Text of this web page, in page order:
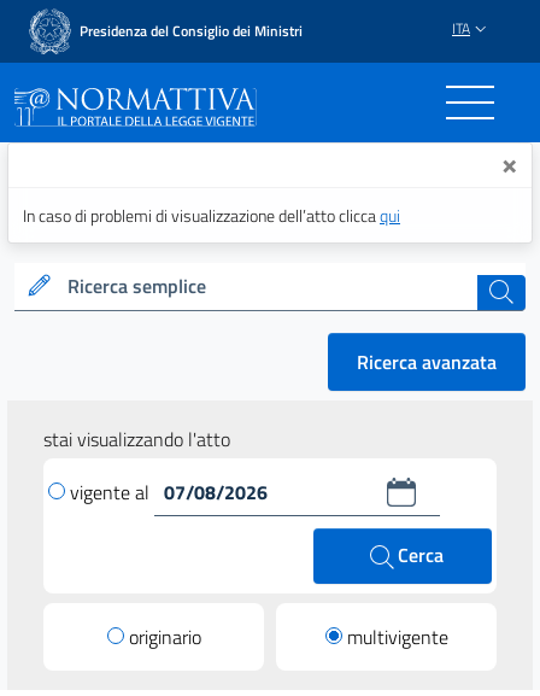
Presidenza del Consiglio dei Ministri ITA
Normattiva - Il portale ×
In caso di problemi di visualizzazione dell’atto cliccaqui
Ricerca semplice cerca
Ricerca avanzata
stai visualizzando l'atto
vigente al
Cerca
originario multivigente